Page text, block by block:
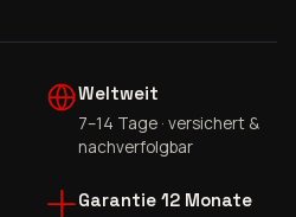
Weltweit
7–14 Tage · versichert &
nachverfolgbar
Garantie 12 Monate